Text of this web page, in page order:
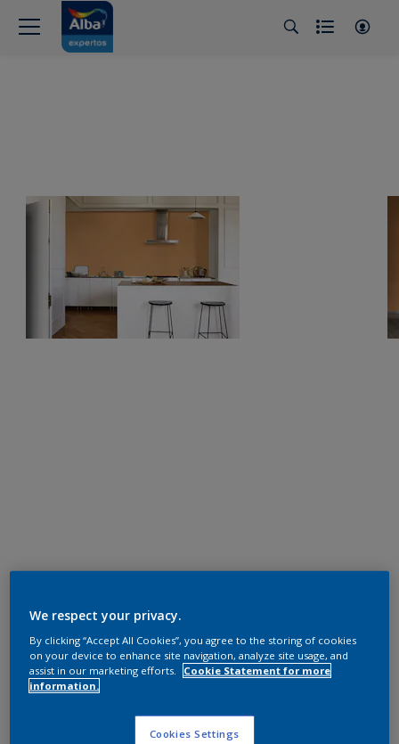
We respect your privacy.
By clicking “Accept All Cookies”, you agree to the storing of cookies
on your device to enhance site navigation, analyze site usage, and
assist in our marketing efforts.
Cookie Statement for more
information.
Cookies Settings